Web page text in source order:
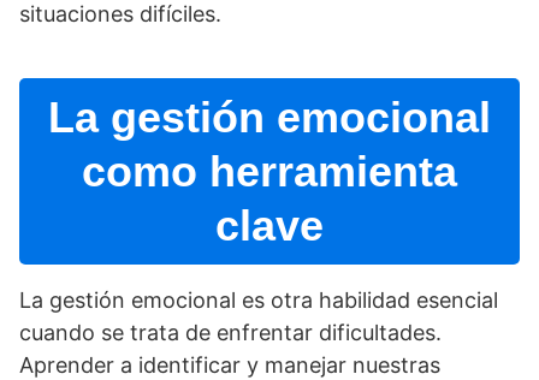
situaciones difí­ciles.
La gestión emocional
como herramienta
clave
La gestión emocional es otra habilidad esencial
cuando se trata de enfrentar dificultades.
Aprender a identificar y manejar nuestras